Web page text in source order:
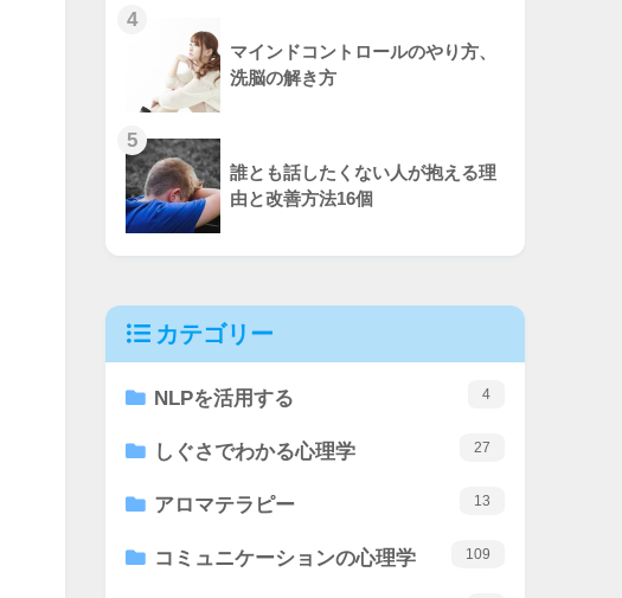
4
マインドコントロールのやり方、
洗脳の解き方
5
誰とも話したくない人が抱える理
由と改善方法16個
カテゴリー
NLPを活用する 4
しぐさでわかる心理学 27
アロマテラピー 13
コミュニケーションの心理学 109